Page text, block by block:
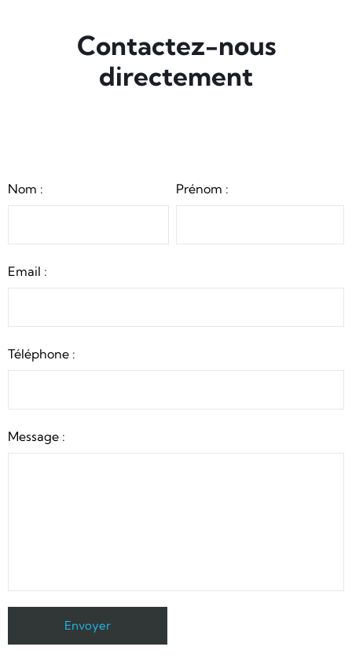
Contactez-nous
directement
Nom : Prénom :
Email :
Téléphone :
Message :